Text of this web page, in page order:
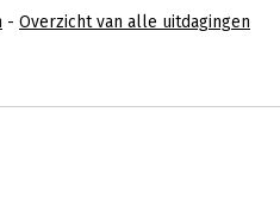
- Overzicht van alle uitdagingen